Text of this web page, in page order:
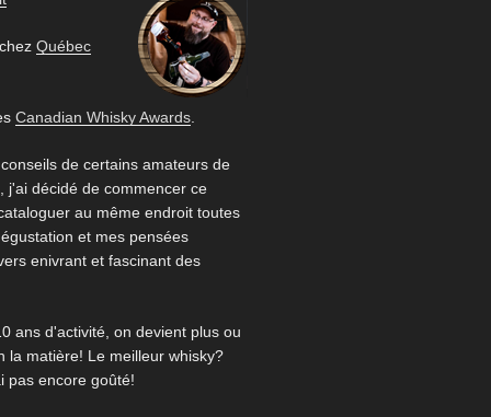
Québec
Canadian Whisky Awards.
de certains amateurs de
j'ai décidé de commencer ce
au même endroit toutes
et mes pensées
enivrant et fascinant des
ans d'activité, on devient plus ou
la matière! Le meilleur whisky?
pas encore goûté!